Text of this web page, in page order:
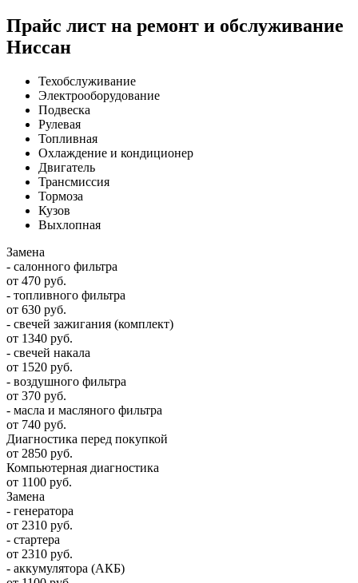
Прайс лист на ремонт и обслуживание
Ниссан
Техобслуживание
Электрооборудование
Подвеска
Рулевая
Топливная
Охлаждение и кондиционер
Двигатель
Трансмиссия
Тормоза
Кузов
Выхлопная
Замена
- салонного фильтра
от 470 руб.
- топливного фильтра
от 630 руб.
- свечей зажигания (комплект)
от 1340 руб.
- свечей накала
от 1520 руб.
- воздушного фильтра
от 370 руб.
- масла и масляного фильтра
от 740 руб.
Диагностика перед покупкой
от 2850 руб.
Компьютерная диагностика
от 1100 руб.
Замена
- генератора
от 2310 руб.
- стартера
от 2310 руб.
- аккумулятора (АКБ)